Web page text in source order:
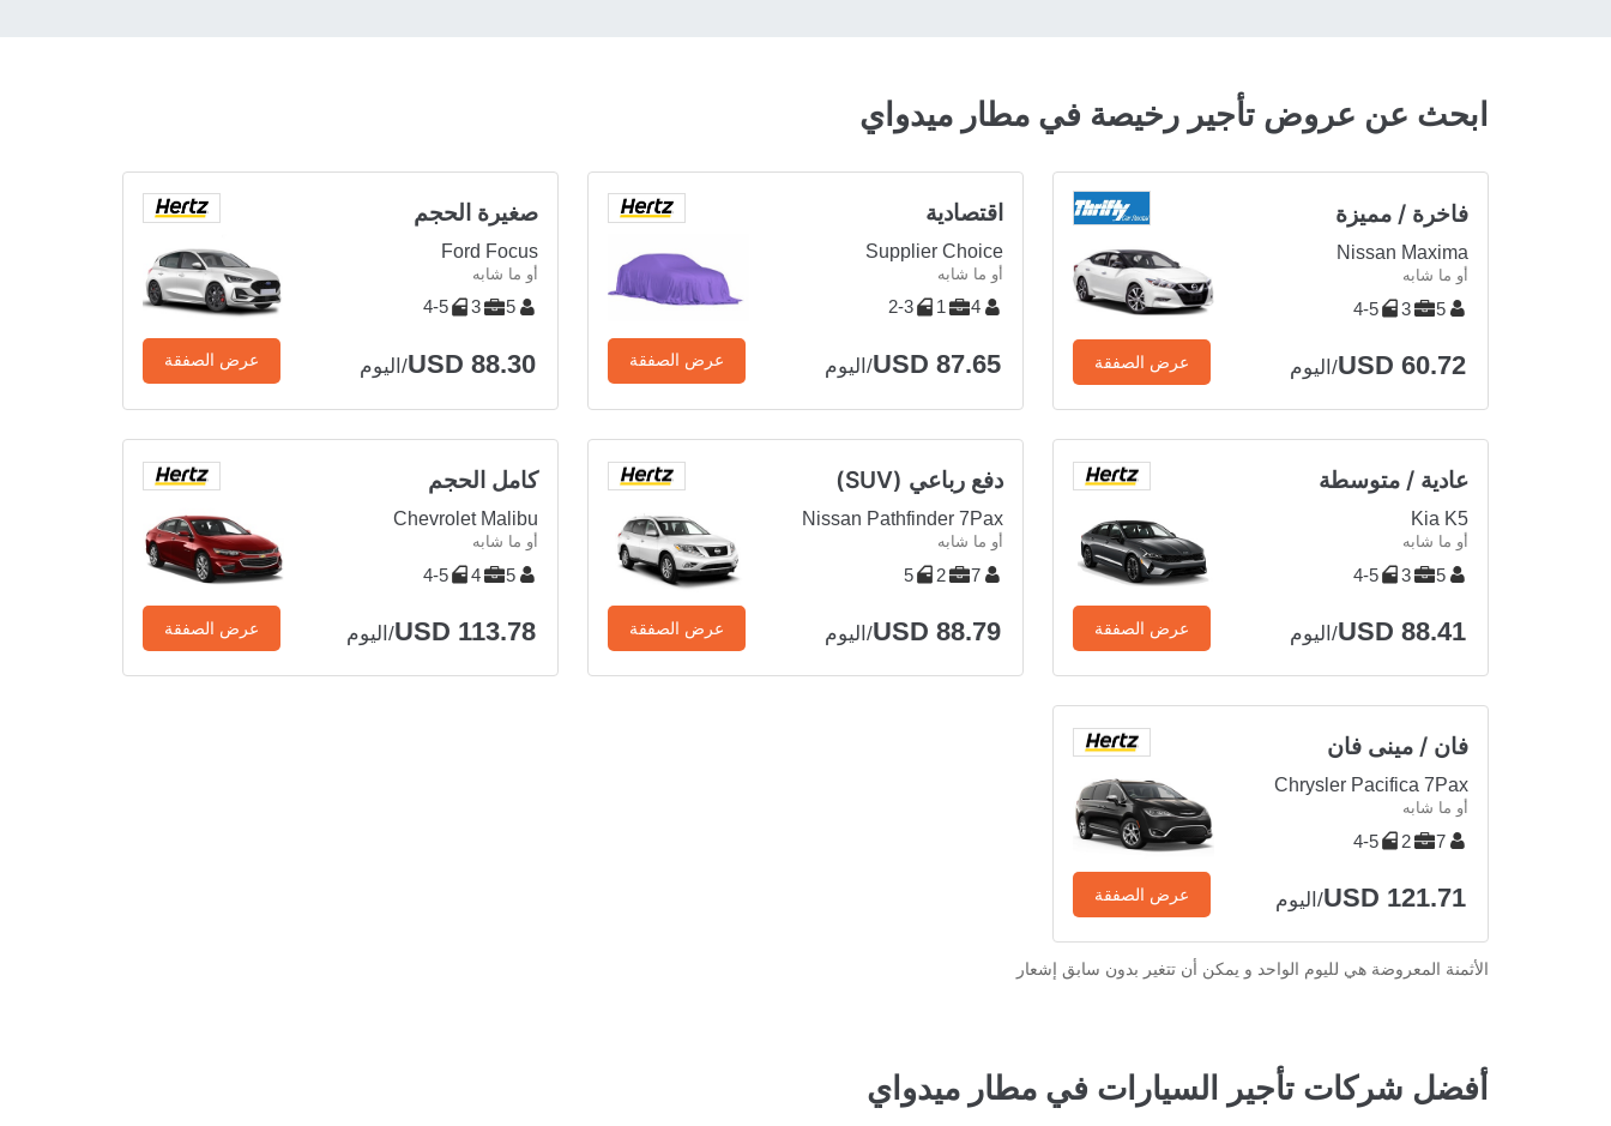
ابحث عن عروض تأجير رخيصة في مطار ميدواي
فاخرة / مميزة
Nissan Maxima
أو ما شابه
5
3
4-5
USD 60.72/اليوم عرض الصفقة
اقتصادية
Supplier Choice
أو ما شابه
4
1
2-3
USD 87.65/اليوم عرض الصفقة
صغيرة الحجم
Ford Focus
أو ما شابه
5
3
4-5
USD 88.30/اليوم عرض الصفقة
عادية / متوسطة
Kia K5
أو ما شابه
5
3
4-5
USD 88.41/اليوم عرض الصفقة
دفع رباعي (SUV)
Nissan Pathfinder 7Pax
أو ما شابه
7
2
5
USD 88.79/اليوم عرض الصفقة
كامل الحجم
Chevrolet Malibu
أو ما شابه
5
4
4-5
USD 113.78/اليوم عرض الصفقة
فان / مينى فان
Chrysler Pacifica 7Pax
أو ما شابه
7
2
4-5
USD 121.71/اليوم عرض الصفقة
الأثمنة المعروضة هي لليوم الواحد و يمكن أن تتغير بدون سابق إشعار
أفضل شركات تأجير السيارات في مطار ميدواي